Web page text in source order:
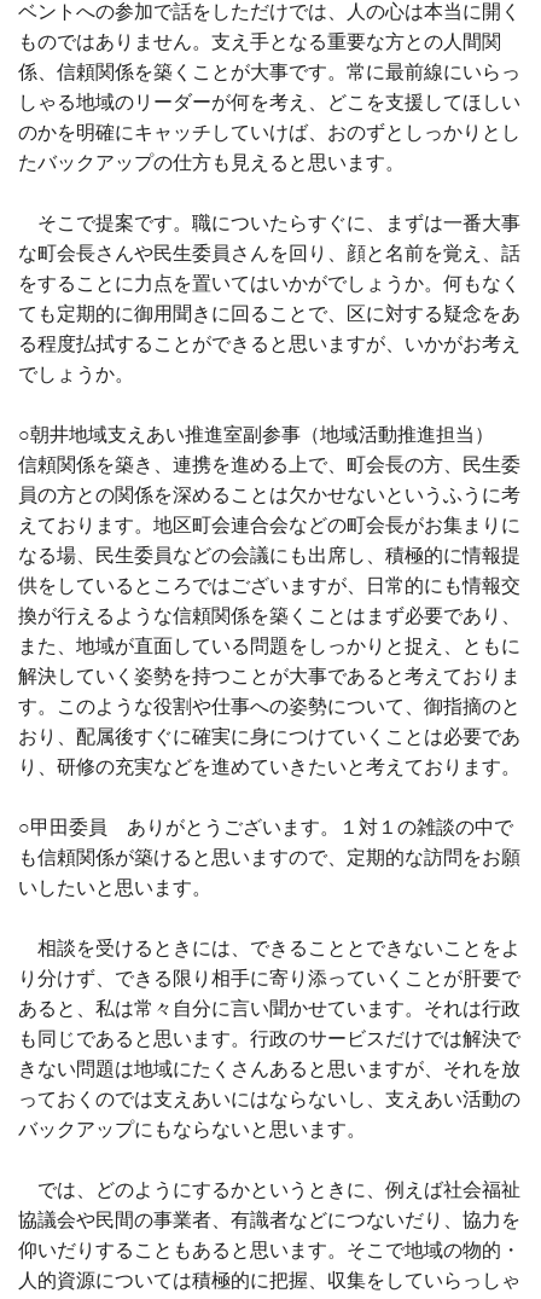
ベントへの参加で話をしただけでは、人の心は本当に開く
ものではありません。支え手となる重要な方との人間関
係、信頼関係を築くことが大事です。常に最前線にいらっ
しゃる地域のリーダーが何を考え、どこを支援してほしい
のかを明確にキャッチしていけば、おのずとしっかりとし
たバックアップの仕方も見えると思います。
そこで提案です。職についたらすぐに、まずは一番大事
な町会長さんや民生委員さんを回り、顔と名前を覚え、話
をすることに力点を置いてはいかがでしょうか。何もなく
ても定期的に御用聞きに回ることで、区に対する疑念をあ
る程度払拭することができると思いますが、いかがお考え
でしょうか。
○朝井地域支えあい推進室副参事（地域活動推進担当）
信頼関係を築き、連携を進める上で、町会長の方、民生委
員の方との関係を深めることは欠かせないというふうに考
えております。地区町会連合会などの町会長がお集まりに
なる場、民生委員などの会議にも出席し、積極的に情報提
供をしているところではございますが、日常的にも情報交
換が行えるような信頼関係を築くことはまず必要であり、
また、地域が直面している問題をしっかりと捉え、ともに
解決していく姿勢を持つことが大事であると考えておりま
す。このような役割や仕事への姿勢について、御指摘のと
おり、配属後すぐに確実に身につけていくことは必要であ
り、研修の充実などを進めていきたいと考えております。
○甲田委員 ありがとうございます。１対１の雑談の中で
も信頼関係が築けると思いますので、定期的な訪問をお願
いしたいと思います。
相談を受けるときには、できることとできないことをよ
り分けず、できる限り相手に寄り添っていくことが肝要で
あると、私は常々自分に言い聞かせています。それは行政
も同じであると思います。行政のサービスだけでは解決で
きない問題は地域にたくさんあると思いますが、それを放
っておくのでは支えあいにはならないし、支えあい活動の
バックアップにもならないと思います。
では、どのようにするかというときに、例えば社会福祉
協議会や民間の事業者、有識者などにつないだり、協力を
仰いだりすることもあると思います。そこで地域の物的・
人的資源については積極的に把握、収集をしていらっしゃ